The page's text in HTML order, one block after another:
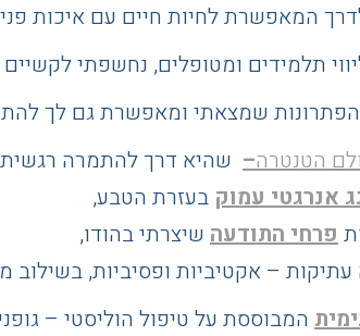
המאפשרת לחיות חיים עם איכות
תלמידים ומטופלים, נחשפתי
שמצאתי ומאפשרת גם לך
הטנטרה– שהיא דרך להתמרה
אנרגטי עמוק בעזרת הטבע,
פרחי התודעה שיצרתי בהודו,
– אקטיביות ופסיביות, בשילוב
המבוססת על טיפול הוליסטי –